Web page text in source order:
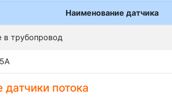
Наименование датчика
в трубопровод
потока